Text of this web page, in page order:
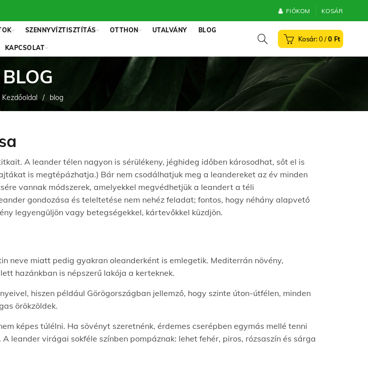
FIÓKOM KOSÁR
SZENNYVÍZTISZTÍTÁS OTTHON UTALVÁNY BLOG
KAPCSOLAT
0 / 0 Ft
BLOG
Kezdőoldal blog
A leander télen nagyon is sérülékeny, jéghideg időben károsodhat, sőt el is
is megtépázhatja.) Bár nem csodálhatjuk meg a leandereket az év minden
vannak módszerek, amelyekkel megvédhetjük a leandert a téli
gondozása és teleltetése nem nehéz feladat; fontos, hogy néhány alapvető
legyengüljön vagy betegségekkel, kártevőkkel küzdjön.
neve miatt pedig gyakran oleanderként is emlegetik. Mediterrán növény,
hazánkban is népszerű lakója a kerteknek.
hiszen például Görögországban jellemző, hogy szinte úton-útfélen, minden
örökzöldek.
képes túlélni. Ha sövényt szeretnénk, érdemes cserépben egymás mellé tenni
leander virágai sokféle színben pompáznak: lehet fehér, piros, rózsaszín és sárga